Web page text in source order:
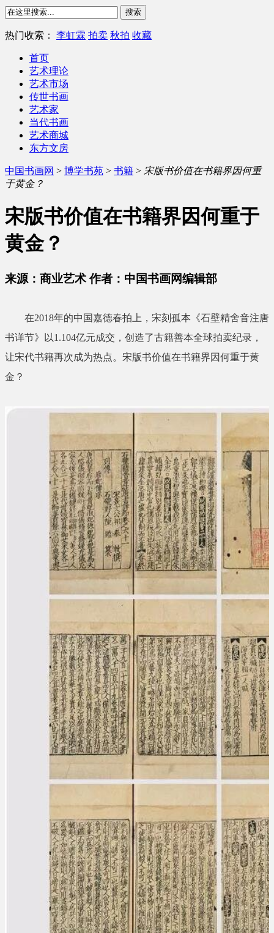
热门收索： 李虹霖 拍卖 秋拍 收藏
首页
艺术理论
艺术市场
传世书画
艺术家
当代书画
艺术商城
东方文房
中国书画网 > 博学书苑 > 书籍 > 宋版书价值在书籍界因何重
于黄金？
宋版书价值在书籍界因何重于
黄金？
来源：商业艺术 作者：中国书画网编辑部
在2018年的中国嘉德春拍上，宋刻孤本《石壁精舍音注唐
书详节》以1.104亿元成交，创造了古籍善本全球拍卖纪录，
让宋代书籍再次成为热点。宋版书价值在书籍界因何重于黄
金？